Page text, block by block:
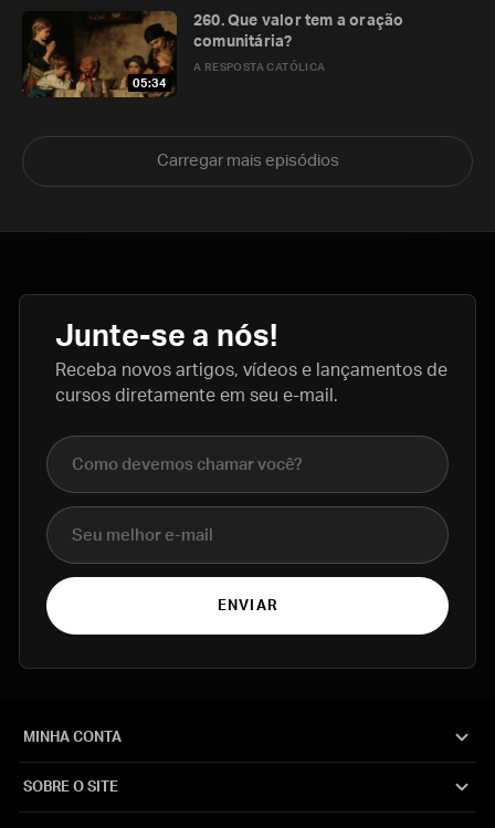
05:34
A RESPOSTA CATÓLICA
260. Que valor tem a oração
comunitária?
Carregar mais episódios
Junte-se a nós!
Receba novos artigos, vídeos e lançamentos de
cursos diretamente em seu e-mail.
Nome completo
E-mail
ENVIAR
MINHA CONTA
SOBRE O SITE